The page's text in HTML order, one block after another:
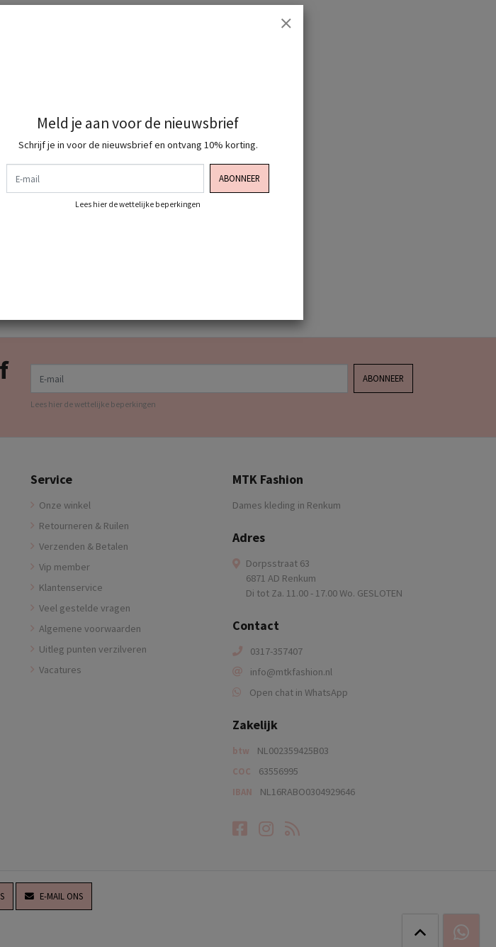
jou complete
E-mail
ABONNEER
Lees hier de wettelijke beperkingen
Service
Onze winkel
Retourneren & Ruilen
Verzenden & Betalen
Vip member
Klantenservice
Veel gestelde vragen
Algemene voorwaarden
Uitleg punten verzilveren
Vacatures
MTK Fashion
Dames kleding in Renkum
Adres
Dorpsstraat 63
6871 AD Renkum
Di tot Za. 11.00 - 17.00 Wo. GESLOTEN
Contact
0317-357407
info@mtkfashion.nl
Open chat in WhatsApp
Zakelijk
btw NL002359425B03
COC 63556995
IBAN NL16RABO0304929646
Facebook
Instagram
RSS-feed
E-MAIL ONS
Meld je aan voor de nieuwsbrief
Schrijf je in voor de nieuwsbrief en ontvang 10% korting.
E-mail
ABONNEER
Lees hier de wettelijke beperkingen